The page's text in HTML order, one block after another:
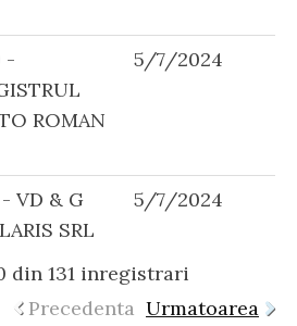
-
ROMAN
5/7/2024
- VD & G
SRL
5/7/2024
din 131 inregistrari
Precedenta Urmatoarea